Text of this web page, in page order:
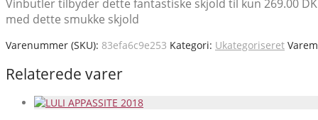
Vinbutler tilbyder dette fantastiske skjold til kun 269.00
med dette smukke skjold
Varenummer (SKU): 83efa6c9e253 Kategori: Ukategoriseret
Relaterede varer